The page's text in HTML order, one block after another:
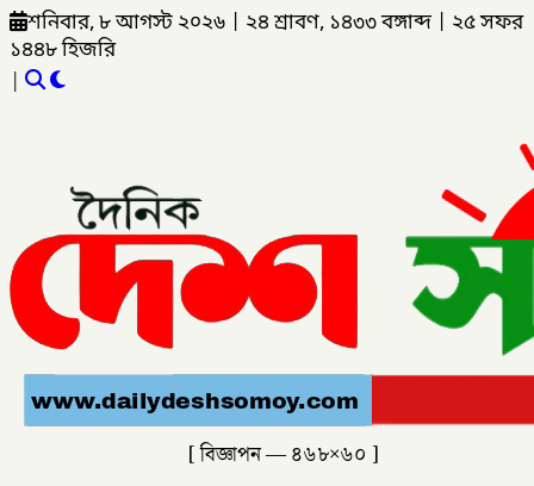
শনিবার, ৮ আগস্ট ২০২৬ ২৪ শ্রাবণ, ১৪৩৩ বঙ্গাব্দ
২৫ সফর
১৪৪৮ হিজরি
|
[ বিজ্ঞাপন — ৪৬৮×৬০ ]